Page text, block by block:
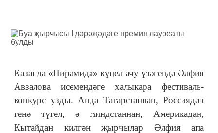
Казанда «Пирамида» күңел ачу үзәгендә Әлфия
Авзалова исемендәге халыкара фестиваль-
конкурс узды. Анда Татарстаннан, Россиядән
генә түгел, ә Һиндстаннан, Америкадан,
Кытайдан килгән җырчылар Әлфия апа